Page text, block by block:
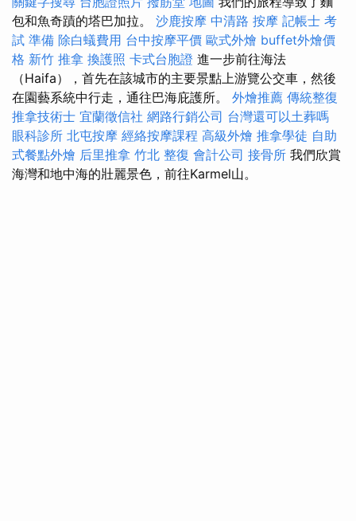
包和魚奇蹟的塔巴加拉。 沙鹿按摩 中清路 按摩 記帳士 考
試 準備 除白蟻費用 台中按摩平價 歐式外燴 buffet外燴價
格 新竹 推拿 換護照 卡式台胞證 進一步前往海法
（Haifa），首先在該城市的主要景點上游覽公交車，然後
在園藝系統中行走，通往巴海庇護所。 外燴推薦 傳統整復
推拿技術士 宜蘭徵信社 網路行銷公司 台灣還可以土葬嗎
眼科診所 北屯按摩 經絡按摩課程 高級外燴 推拿學徒 自助
式餐點外燴 后里推拿 竹北 整復 會計公司 接骨所 我們欣賞
海灣和地中海的壯麗景色，前往Karmel山。